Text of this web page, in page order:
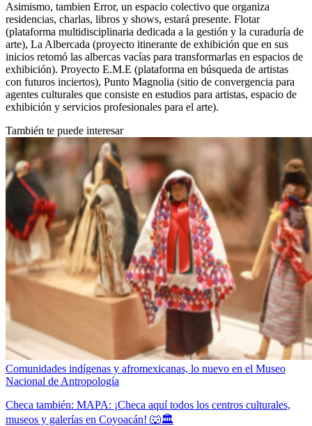
Asimismo, tambien Error, un espacio colectivo que organiza
residencias, charlas, libros y shows, estará presente. Flotar
(plataforma multidisciplinaria dedicada a la gestión y la curaduría de
arte), La Albercada (proyecto itinerante de exhibición que en sus
inicios retomó las albercas vacías para transformarlas en espacios de
exhibición). Proyecto E.M.E (plataforma en búsqueda de artistas
con futuros inciertos), Punto Magnolia (sitio de convergencia para
agentes culturales que consiste en estudios para artistas, espacio de
exhibición y servicios profesionales para el arte).
También te puede interesar
Comunidades indígenas y afromexicanas, lo nuevo en el Museo
Nacional de Antropología
Checa también: MAPA: ¡Checa aquí todos los centros culturales,
museos y galerías en Coyoacán! 🐺🏛️